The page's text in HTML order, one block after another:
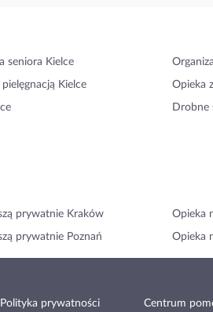
seniora Kielce
Kielce Opieka
Drobne
prywatnie Kraków Opieka
prywatnie Poznań Opieka
Polityka prywatności Centrum